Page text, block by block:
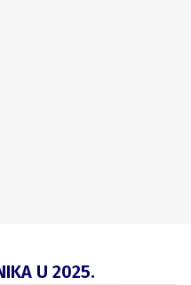
U 2025.